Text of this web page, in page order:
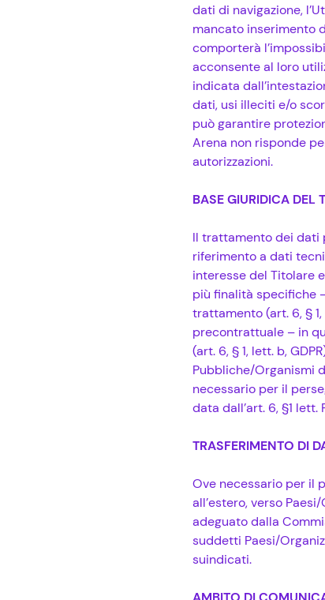
dati di navigazione,
mancato inserimento
comporterà
acconsente al loro
indicata
dati, usi illeciti e/o
può garantire
Arena non risponde
autorizzazioni.
BASE GIURIDICA DEL
Il trattamento dei dati
riferimento a dati
interesse del Titolare
più finalità specifiche
trattamento (art. 6, §
precontrattuale – in
(art. 6, § 1, lett. b,
Pubbliche/Organismi
necessario per il
data dall’art. 6, §1 lett.
TRASFERIMENTO DI
Ove necessario per il
all’estero, verso
adeguato dalla
suddetti Paesi/
suindicati.